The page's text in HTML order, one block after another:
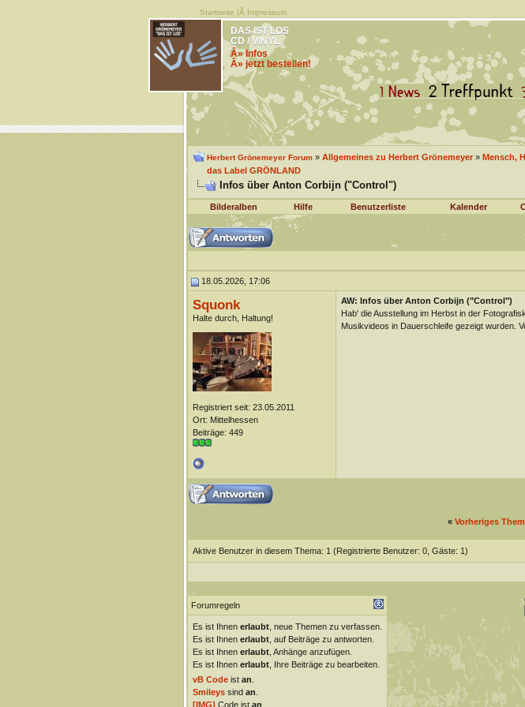
Startseite |Â Impressum
DAS IST LOS
CD / VINYL
Â» Infos
Â» jetzt bestellen!
Herbert Grönemeyer Forum» Allgemeines zu Herbert Grönemeyer» Mensch,
das Label GRÖNLAND
Infos über Anton Corbijn ("Control")
Bilderalben Hilfe Benutzerliste Kalender
18.05.2026, 17:06
Squonk
Halte durch, Haltung!
Registriert seit: 23.05.2011
Ort: Mittelhessen
Beiträge: 449
AW: Infos über Anton Corbijn ("Control")
Hab' die Ausstellung im Herbst in der
Musikvideos in Dauerschleife gezeigt wurden.
« Vorheriges
Aktive Benutzer in diesem Thema: 1 (Registrierte Benutzer: 0, Gäste: 1)
Forumregeln
Es ist Ihnen erlaubt, neue Themen zu verfassen.
Es ist Ihnen erlaubt, auf Beiträge zu antworten.
Es ist Ihnen erlaubt, Anhänge anzufügen.
Es ist Ihnen erlaubt, Ihre Beiträge zu bearbeiten.
vB Codeist an
Smileyssind an
[IMG] Code ist an